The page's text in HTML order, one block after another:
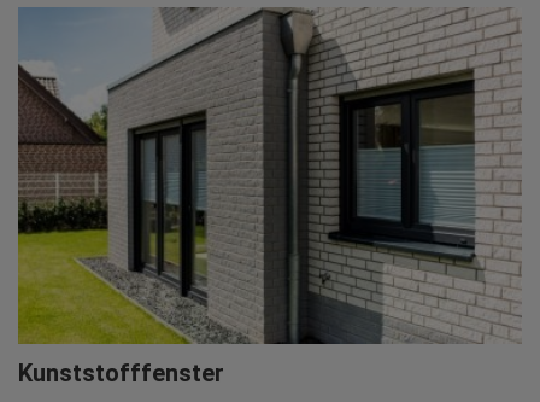
Kunststofffenster